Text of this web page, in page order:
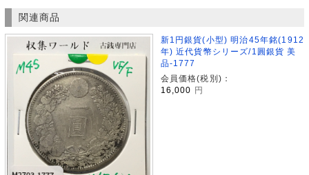
関連商品
新1円銀貨(小型) 明治45年銘(1912
年) 近代貨幣シリーズ/1圓銀貨 美
品-1777
会員価格(税別)：
16,000
円